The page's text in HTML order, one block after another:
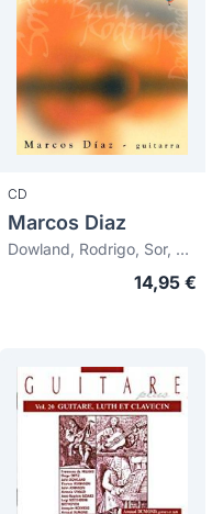
CD
Marcos Diaz
Dowland, Rodrigo, Sor, Bach, Barrios
14,95 €